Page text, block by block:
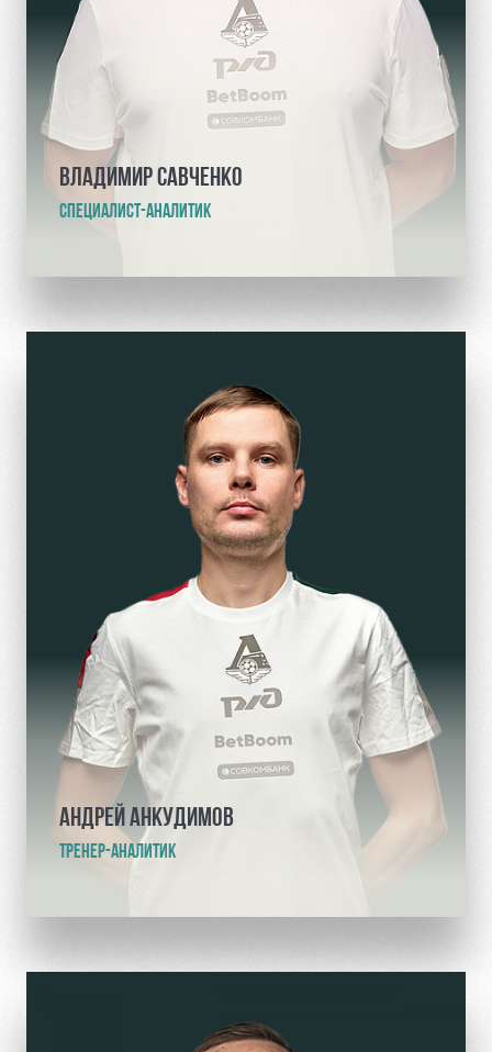
ВЛАДИМИР САВЧЕНКО
СПЕЦИАЛИСТ-АНАЛИТИК
АНДРЕЙ АНКУДИМОВ
ТРЕНЕР-АНАЛИТИК